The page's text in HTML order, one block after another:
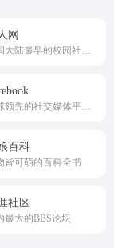
网
百科
皆可萌的百科全书
社区
最大的BBS论坛